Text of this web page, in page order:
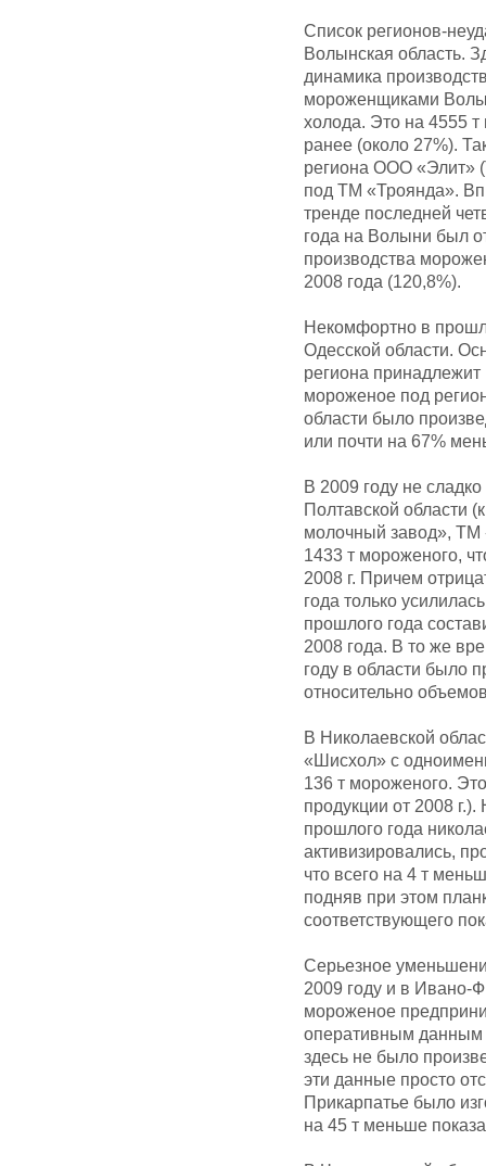
Список регионов-
Волынская область.
динамика
мороженщиками
холода. Это на 4555
ранее (около 27%).
региона ООО «Элит»
под ТМ «Троянда».
тренде последней
года на Волыни был
производства
2008 года (120,8%).
Некомфортно в
Одесской области.
региона
мороженое под
области было
или почти на 67%
В 2009 году не
Полтавской области
молочный завод», ТМ
1433 т мороженого,
2008 г. Причем
года только
прошлого года
2008 года. В то же
году в области было
относительно
В Николаевской
«Шисхол» с
136 т мороженого.
продукции от 2008
прошлого года
активизировались,
что всего на 4 т
подняв при этом
соответствующего
Серьезное
2009 году и в Ивано-
мороженое
оперативным данным
здесь не было
эти данные просто
Прикарпатье было
на 45 т меньше